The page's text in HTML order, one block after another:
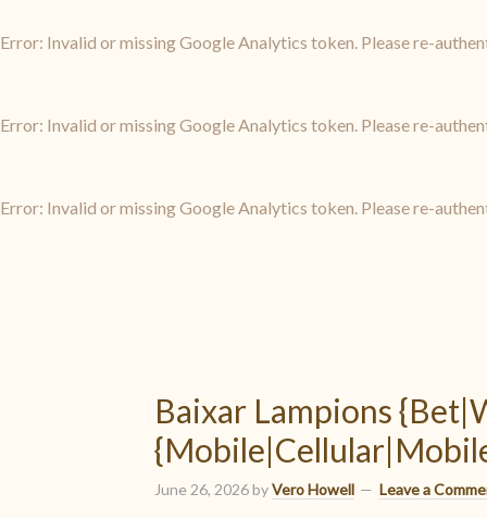
Error: Invalid or missing Google Analytics token. Please re-
Error: Invalid or missing Google Analytics token. Please re-
Error: Invalid or missing Google Analytics token. Please re-
Baixar Lampions
June 26, 2026byVero Howell Leave a